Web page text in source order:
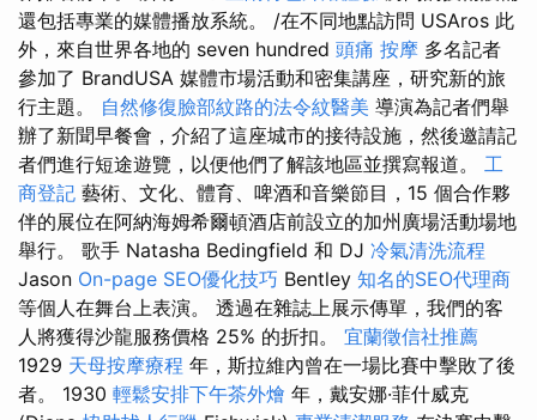
還包括專業的媒體播放系統。 /在不同地點訪問 USAros 此
外，來自世界各地的 seven hundred 頭痛 按摩 多名記者
參加了 BrandUSA 媒體市場活動和密集講座，研究新的旅
行主題。 自然修復臉部紋路的法令紋醫美 導演為記者們舉
辦了新聞早餐會，介紹了這座城市的接待設施，然後邀請記
者們進行短途遊覽，以便他們了解該地區並撰寫報道。 工
商登記 藝術、文化、體育、啤酒和音樂節目，15 個合作夥
伴的展位在阿納海姆希爾頓酒店前設立的加州廣場活動場地
舉行。 歌手 Natasha Bedingfield 和 DJ 冷氣清洗流程
Jason On-page SEO優化技巧 Bentley 知名的SEO代理商
等個人在舞台上表演。 透過在雜誌上展示傳單，我們的客
人將獲得沙龍服務價格 25% 的折扣。 宜蘭徵信社推薦
1929 天母按摩療程 年，斯拉維內曾在一場比賽中擊敗了後
者。 1930 輕鬆安排下午茶外燴 年，戴安娜·菲什威克